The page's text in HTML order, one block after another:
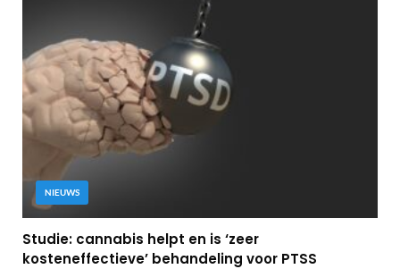
NIEUWS
Studie: cannabis helpt en is ‘zeer
kosteneffectieve’ behandeling voor PTSS